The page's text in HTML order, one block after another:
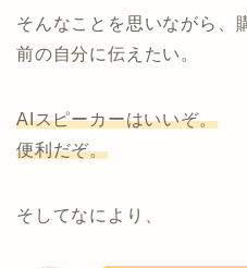
そんなことを思いながら、
前の自分に伝えたい。
AIスピーカーはいいぞ。
便利だぞ。
そしてなにより、